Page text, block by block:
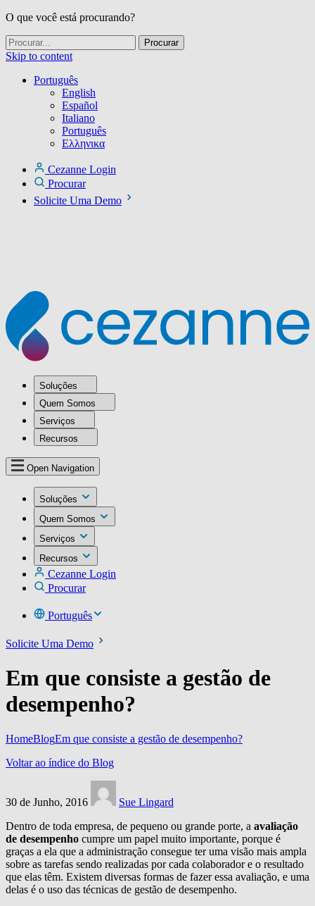
O que você está procurando?
Skip to content
Português
English
Español
Italiano
Português
Ελληνικα
Cezanne Login
Procurar
Solicite Uma Demo
Soluções
Quem Somos
Serviços
Recursos
Open Navigation
Soluções
Quem Somos
Serviços
Recursos
Cezanne Login
Procurar
Português
Solicite Uma Demo
Em que consiste a gestão de
desempenho?
HomeBlogEm que consiste a gestão de desempenho?
Voltar ao índice do Blog
30 de Junho, 2016
Sue Lingard
Dentro de toda empresa, de pequeno ou grande porte, a avaliação
de desempenho cumpre um papel muito importante, porque é
graças a ela que a administração consegue ter uma visão mais ampla
sobre as tarefas sendo realizadas por cada colaborador e o resultado
que elas têm. Existem diversas formas de fazer essa avaliação, e uma
delas é o uso das técnicas de gestão de desempenho.